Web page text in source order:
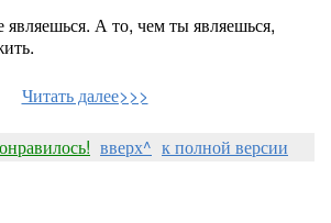
А то, чем ты являешься,
Читать далее>>>
вверх^ к полной версии